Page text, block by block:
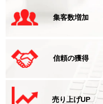
集客数増加
信頼の獲得
売り上げUP